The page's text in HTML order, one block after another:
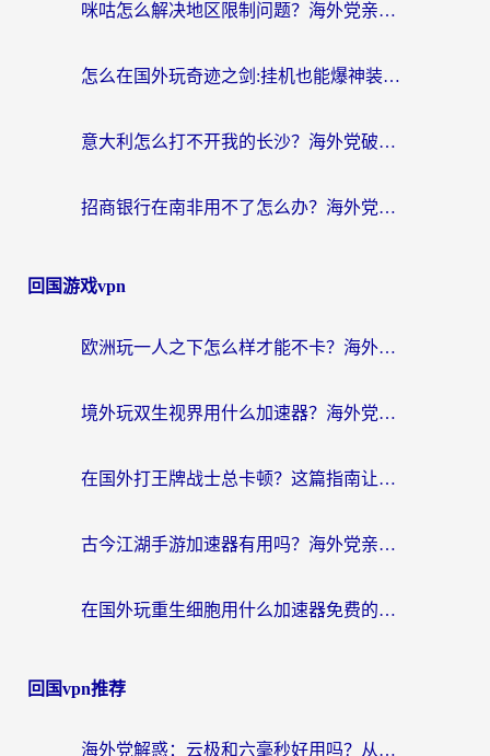
咪咕怎么解决地区限制问题？海外党亲测有效的追剧加速指南
怎么在国外玩奇迹之剑:挂机也能爆神装？这篇攻略解决你的海外游戏+追剧难题
意大利怎么打不开我的长沙？海外党破局地区限制的实用指南
招商银行在南非用不了怎么办？海外党必备的回国加速器全攻略（附民生银行奥运直播解决方案）
回国游戏vpn
欧洲玩一人之下怎么样才能不卡？海外党国服游戏畅玩终极攻略
境外玩双生视界用什么加速器？海外党国服游戏畅玩指南（附韩国魔域晶核加速方案）
在国外打王牌战士总卡顿？这篇指南让你丝滑上分（附奇迹暖暖和平营地解决方案）
古今江湖手游加速器有用吗？海外党亲测指南+3款热门手游加速秘籍
在国外玩重生细胞用什么加速器免费的？海外党亲测避坑指南
回国vpn推荐
海外党解惑：云极和六毫秒好用吗？从实测到选择，一篇搞定回国加速